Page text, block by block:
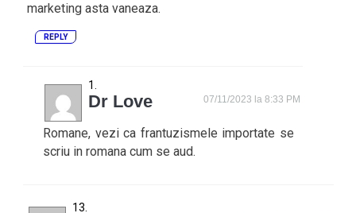
marketing asta vaneaza.
REPLY
Dr Love 07/11/2023 la 8:33 PM
Romane, vezi ca frantuzismele importate se
scriu in romana cum se aud.